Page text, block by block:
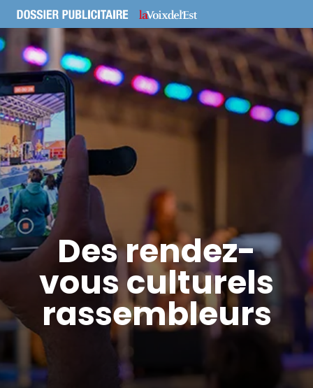
Des rendez-
vous culturels
rassembleurs